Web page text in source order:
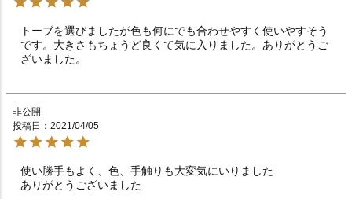
トーブを選びましたが色も何にでも合わせやすく使いやすそう
です。大きさもちょうど良くて気に入りました。ありがとうご
ざいました。
非公開
投稿日
2021/04/05
使い勝手もよく、色、手触りも大変気にいりました
ありがとうございました